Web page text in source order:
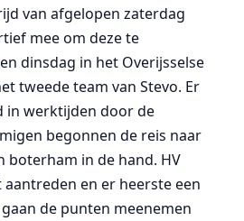
van afgelopen zaterdag
mee om deze te
dinsdag in het Overijsselse
tweede team van Stevo. Er
in werktijden door de
begonnen de reis naar
boterham in de hand. HV
en er heerste een
de punten meenemen